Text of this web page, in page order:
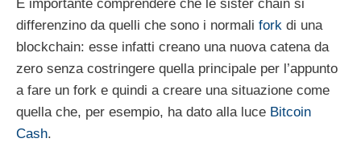
È importante comprendere che le sister chain si
differenzino da quelli che sono i normali fork di una
blockchain: esse infatti creano una nuova catena da
zero senza costringere quella principale per l’appunto
a fare un fork e quindi a creare una situazione come
quella che, per esempio, ha dato alla luce Bitcoin
Cash.